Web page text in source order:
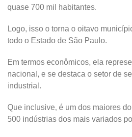
quase 700 mil habitantes.
Logo, isso o torna o oitavo
todo o Estado de São Paulo.
Em termos econômicos, ela
nacional, e se destaca o setor de
industrial.
Que inclusive, é um dos maiores
500 indústrias dos mais variados